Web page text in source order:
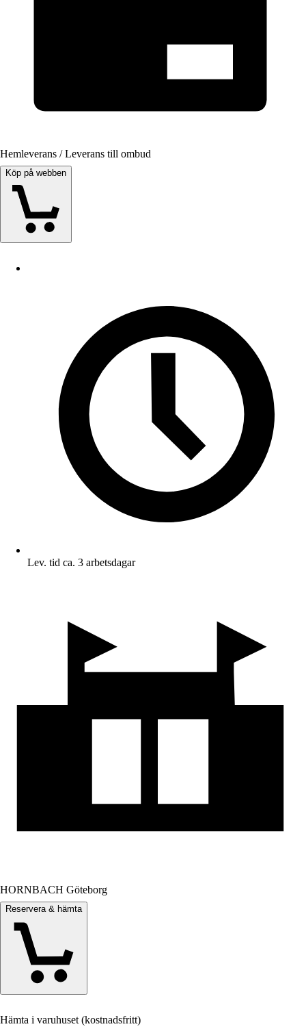
Hemleverans / Leverans till ombud
Köp på webben
Lev. tid ca. 3 arbetsdagar
HORNBACH Göteborg
Reservera & hämta
Hämta i varuhuset (kostnadsfritt)